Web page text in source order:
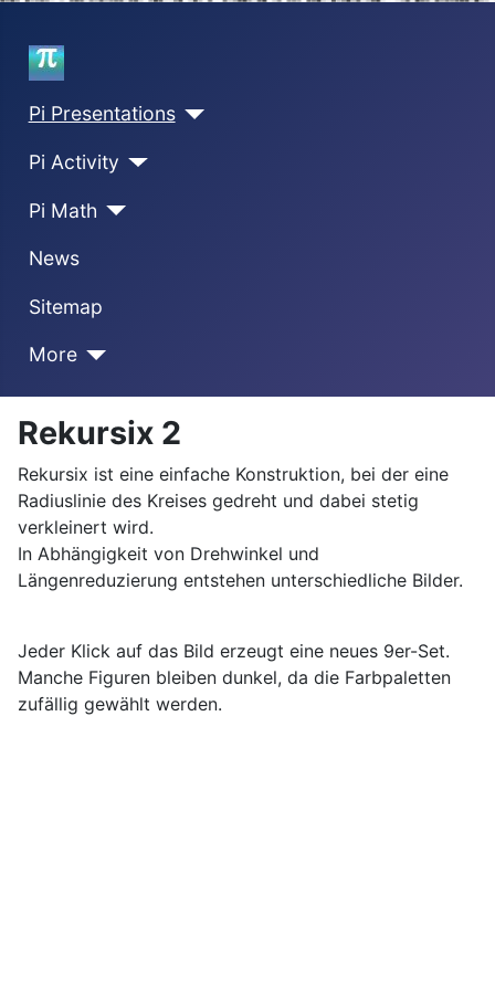
Home
Pi Presentations
Pi Activity
Pi Math
News
Sitemap
More
Rekursix 2
Rekursix ist eine einfache Konstruktion, bei der eine
Radiuslinie des Kreises gedreht und dabei stetig
verkleinert wird.
In Abhängigkeit von Drehwinkel und
Längenreduzierung entstehen unterschiedliche Bilder.
Jeder Klick auf das Bild erzeugt eine neues 9er-Set.
Manche Figuren bleiben dunkel, da die Farbpaletten
zufällig gewählt werden.